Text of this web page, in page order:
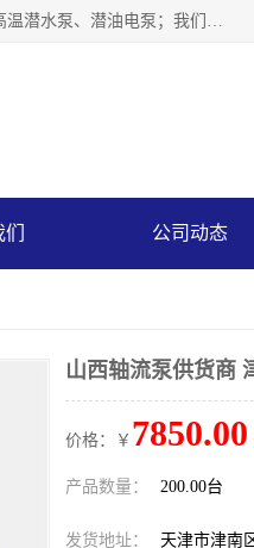
天津奥特泵业有限公司主要从事：不锈钢潜水泵、大流量潜水泵、高扬程潜水泵、矿用潜水泵、耐高温潜水泵、潜油电泵；我们以开发研制生产各种用途的水泵为主，历经十多年艰苦创业，已成为总资产达伍仟多万元，占地面积1万多平方米，年生产能力几百万（台）套，形成集设计研发、制造安装、技术服务于一体的现代规模型企业。
公司动态
山西轴流泵供货商
价格：￥ 7850.00
产品数量： 200.00台
发货地址： 天津市津